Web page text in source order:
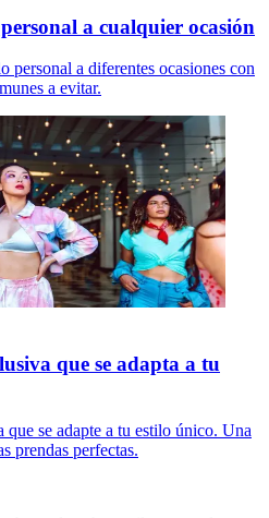
a cualquier ocasión
personal a diferentes ocasiones con
a evitar.
que se adapta a tu
se adapte a tu estilo único. Una
prendas perfectas.